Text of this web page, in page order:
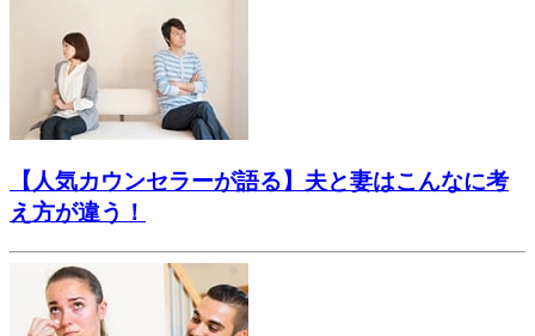
【人気カウンセラーが語る】夫と妻はこんなに考
え方が違う！